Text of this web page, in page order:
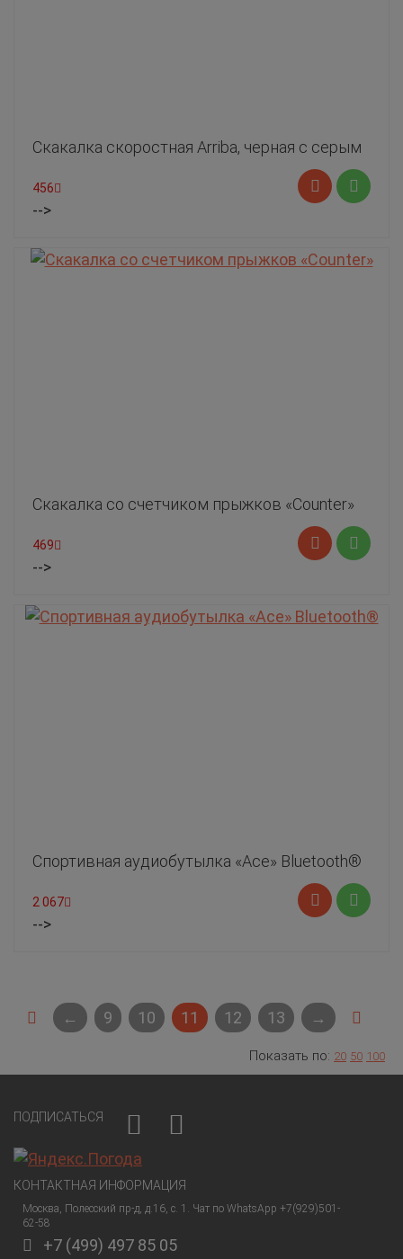
Скакалка скоростная Arriba, черная с серым
456
-->
Скакалка со счетчиком прыжков «Counter»
469
-->
Спортивная аудиобутылка «Ace» Bluetooth®
2 067
-->
← 9 10 11 12 13 →
Показать по: 20 50 100
ПОДПИСАТЬСЯ
КОНТАКТНАЯ ИНФОРМАЦИЯ
Москва, Полесский пр-д, д.16, с. 1. Чат по WhatsApp +7(929)501-
62-58
+7 (499) 497 85 05